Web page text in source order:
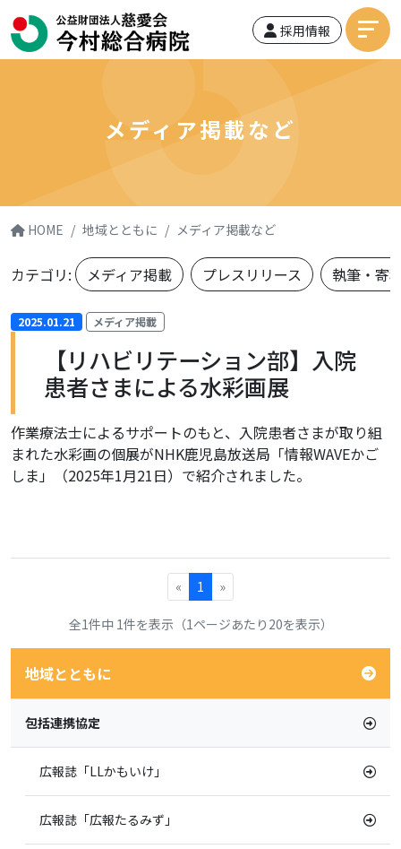
採用情報
メディア掲載など
HOME 地域とともに メディア掲載など
カテゴリ: メディア掲載 プレスリリース 執筆・寄
2025.01.21 メディア掲載
【リハビリテーション部】入院
患者さまによる水彩画展
作業療法士によるサポートのもと、入院患者さまが取り組
まれた水彩画の個展がNHK鹿児島放送局「情報WAVEかご
しま」（2025年1月21日）で紹介されました。
« 1 »
全1件中 1件を表示（1ページあたり20を表示）
地域とともに
包括連携協定
広報誌「LLかもいけ」
広報誌「広報たるみず」